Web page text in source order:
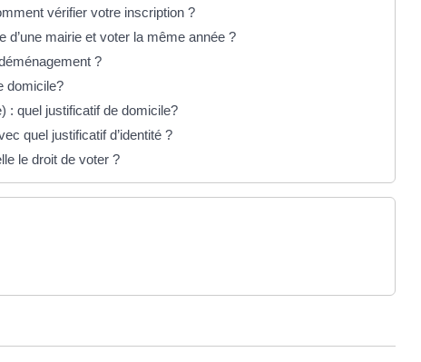
vérifier votre inscription ?
d’une mairie et voter la même année ?
?
domicile?
: quel justificatif de domicile?
quel justificatif d’identité ?
le droit de voter ?
un nouvel onglet)